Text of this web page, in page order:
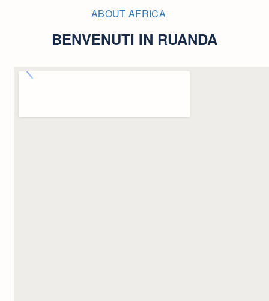
ABOUT AFRICA
BENVENUTI IN RUANDA